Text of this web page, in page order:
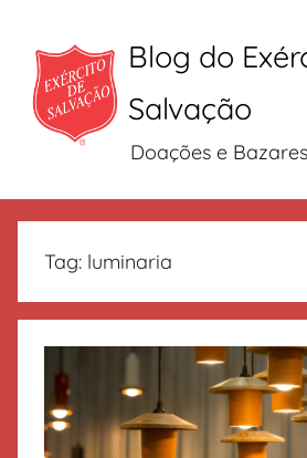
conteúdo
Blog do
Salvação
Doações e
Tag: luminaria